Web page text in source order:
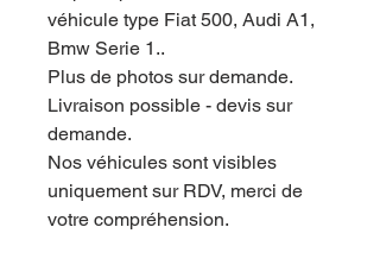
véhicule type Fiat 500, Audi A1,
Bmw Serie 1..
Plus de photos sur demande.
Livraison possible - devis sur
demande.
Nos véhicules sont visibles
uniquement sur RDV, merci de
votre compréhension.